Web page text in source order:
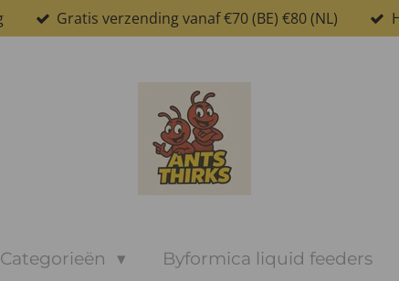
Gratis verzending vanaf €70 (BE) €80 (NL)
Categorieën Byformica liquid feeders